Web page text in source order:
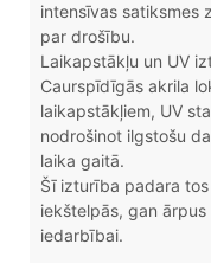
intensīvas satiksmes
par drošību.
Laikapstākļu un UV
Caurspīdīgās akrila
laikapstākļiem, UV
nodrošinot ilgstošu
laika gaitā.
Šī izturība padara
iekštelpās, gan
iedarbībai.